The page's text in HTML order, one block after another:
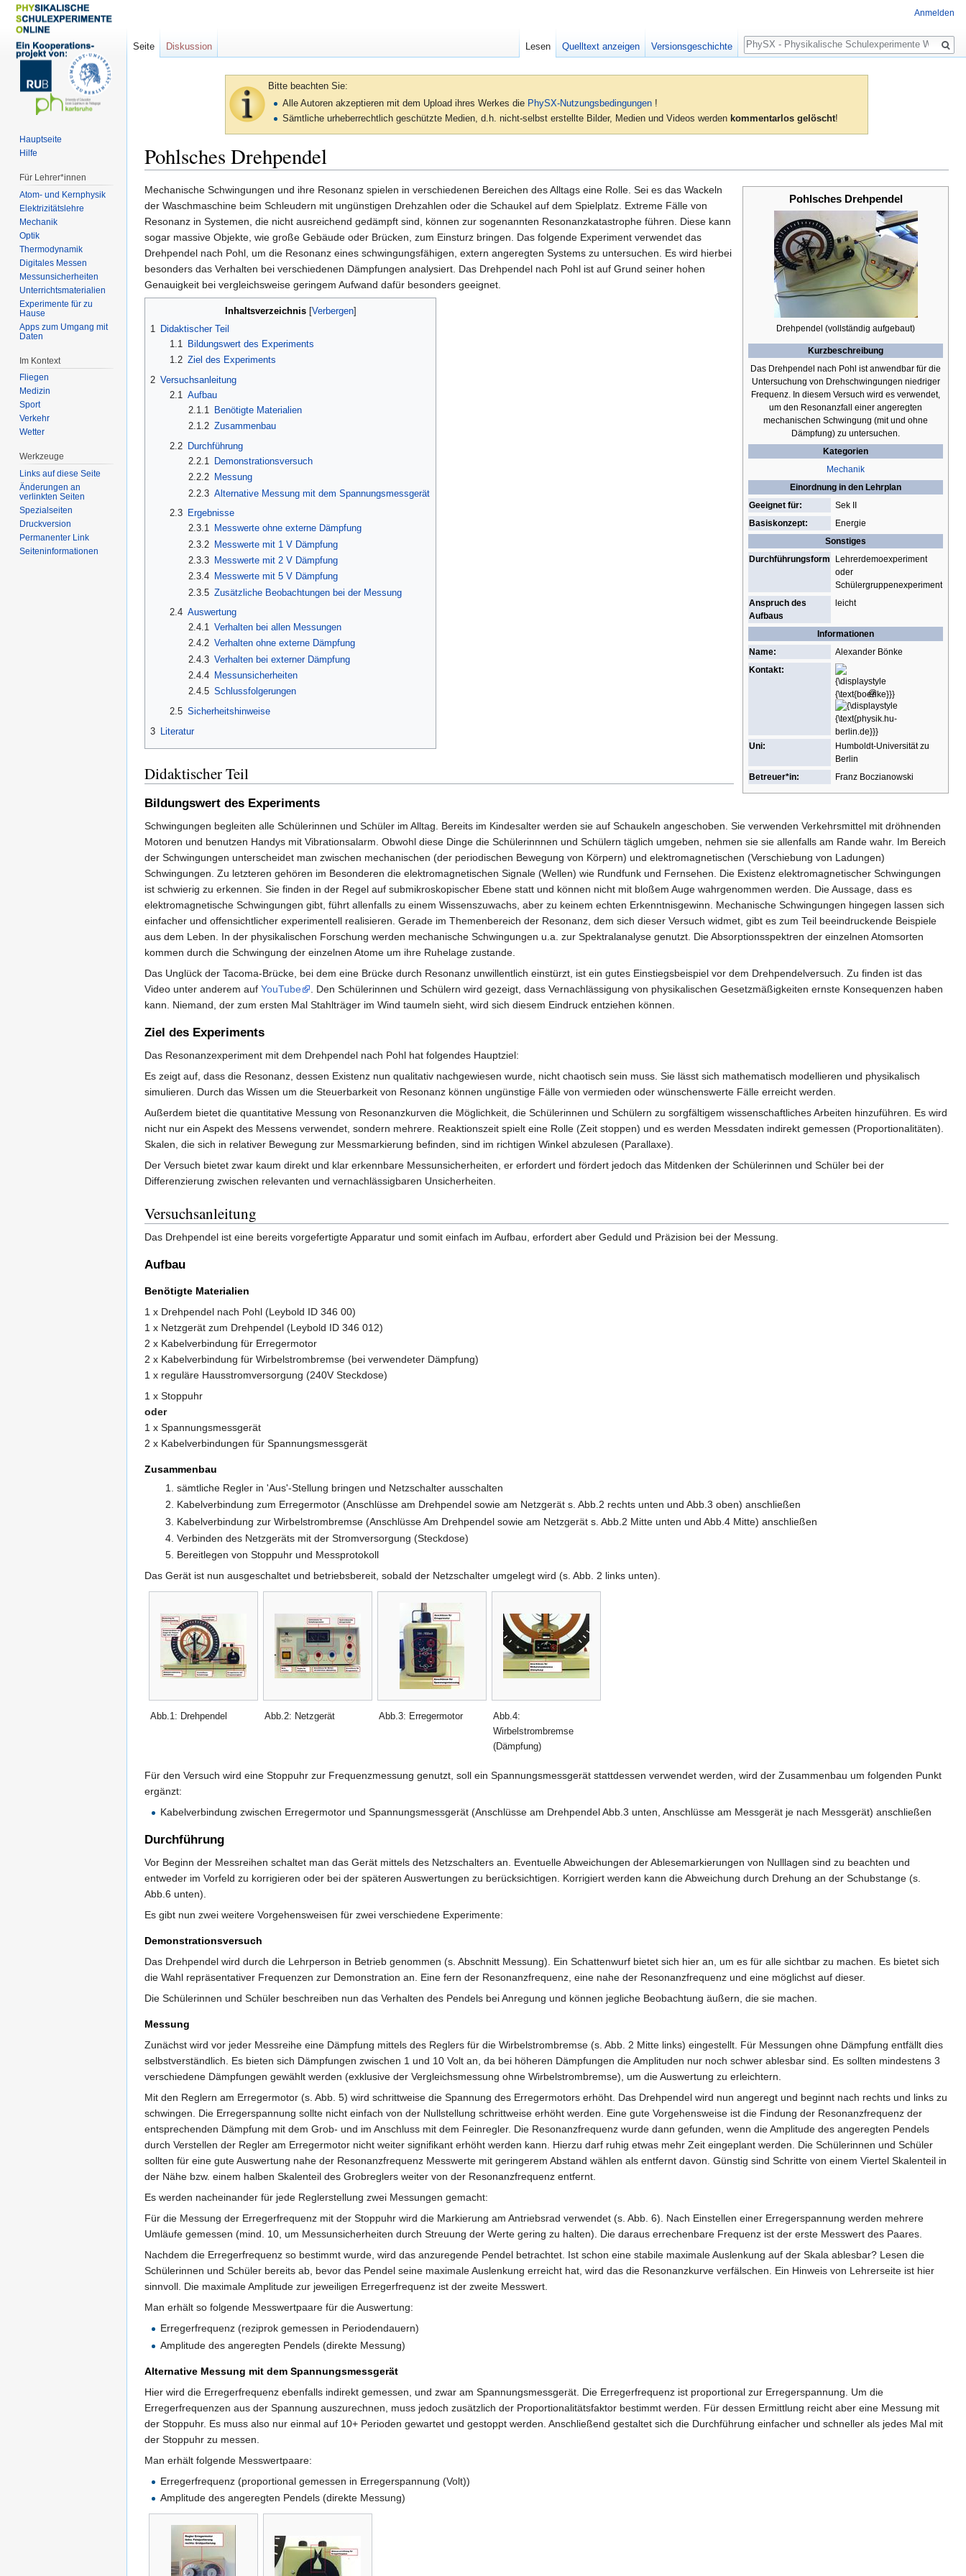
Bitte beachten Sie:
Alle Autoren akzeptieren mit dem Upload ihres Werkes die PhySX-Nutzungsbedingungen !
Sämtliche urheberrechtlich geschützte Medien, d.h. nicht-selbst erstellte Bilder, Medien und Videos werden kommentarlos gelöscht!
Pohlsches Drehpendel
Zur
Navigation
springen
Zur
Suche
springen
Pohlsches Drehpendel
Drehpendel (vollständig aufgebaut)
Kurzbeschreibung
Das Drehpendel nach Pohl ist anwendbar für die
Untersuchung von Drehschwingungen niedriger
Frequenz. In diesem Versuch wird es verwendet,
um den Resonanzfall einer angeregten
mechanischen Schwingung (mit und ohne
Dämpfung) zu untersuchen.
Kategorien
Mechanik
Einordnung in den Lehrplan
Geeignet für:
Sek II
Basiskonzept:
Energie
Sonstiges
Durchführungsform
Lehrerdemoexperiment
oder
Schülergruppenexperiment
Anspruch des
Aufbaus
leicht
Informationen
Name:
Alexander Bönke
Kontakt:
{\displaystyle
{\text{boenke}}}
@
{\text{physik.hu-
berlin.de}}}
Uni:
Humboldt-Universität zu
Berlin
Betreuer*in:
Franz Boczianowski
Mechanische Schwingungen und ihre Resonanz spielen in verschiedenen Bereichen des Alltags eine Rolle. Sei es das Wackeln
der Waschmaschine beim Schleudern mit ungünstigen Drehzahlen oder die Schaukel auf dem Spielplatz. Extreme Fälle von
Resonanz in Systemen, die nicht ausreichend gedämpft sind, können zur sogenannten Resonanzkatastrophe führen. Diese kann
sogar massive Objekte, wie große Gebäude oder Brücken, zum Einsturz bringen. Das folgende Experiment verwendet das
Drehpendel nach Pohl, um die Resonanz eines schwingungsfähigen, extern angeregten Systems zu untersuchen. Es wird hierbei
besonders das Verhalten bei verschiedenen Dämpfungen analysiert. Das Drehpendel nach Pohl ist auf Grund seiner hohen
Genauigkeit bei vergleichsweise geringem Aufwand dafür besonders geeignet.
Inhaltsverzeichnis
1
Didaktischer Teil
1.1
Bildungswert des Experiments
1.2 Ziel des Experiments
2 Versuchsanleitung
2.1
Aufbau
2.1.1
Benötigte Materialien
2.1.2 Zusammenbau
2.2
Durchführung
2.2.1
Demonstrationsversuch
2.2.2 Messung
2.2.3 Alternative Messung mit dem Spannungsmessgerät
2.3
Ergebnisse
2.3.1 Messwerte ohne externe Dämpfung
2.3.2 Messwerte mit 1 V Dämpfung
2.3.3 Messwerte mit 2 V Dämpfung
2.3.4 Messwerte mit 5 V Dämpfung
2.3.5 Zusätzliche Beobachtungen bei der Messung
2.4 Auswertung
2.4.1 Verhalten bei allen Messungen
2.4.2 Verhalten ohne externe Dämpfung
2.4.3 Verhalten bei externer Dämpfung
2.4.4 Messunsicherheiten
2.4.5 Schlussfolgerungen
2.5 Sicherheitshinweise
3 Literatur
Didaktischer Teil
Bildungswert des Experiments
Schwingungen begleiten alle Schülerinnen und Schüler im Alltag. Bereits im Kindesalter werden sie auf Schaukeln angeschoben. Sie verwenden Verkehrsmittel mit dröhnenden
Motoren und benutzen Handys mit Vibrationsalarm. Obwohl diese Dinge die Schülerinnnen und Schülern täglich umgeben, nehmen sie sie allenfalls am Rande wahr. Im Bereich
der Schwingungen unterscheidet man zwischen mechanischen (der periodischen Bewegung von Körpern) und elektromagnetischen (Verschiebung von Ladungen)
Schwingungen. Zu letzteren gehören im Besonderen die elektromagnetischen Signale (Wellen) wie Rundfunk und Fernsehen. Die Existenz elektromagnetischer Schwingungen
ist schwierig zu erkennen. Sie finden in der Regel auf submikroskopischer Ebene statt und können nicht mit bloßem Auge wahrgenommen werden. Die Aussage, dass es
elektromagnetische Schwingungen gibt, führt allenfalls zu einem Wissenszuwachs, aber zu keinem echten Erkenntnisgewinn. Mechanische Schwingungen hingegen lassen sich
einfacher und offensichtlicher experimentell realisieren. Gerade im Themenbereich der Resonanz, dem sich dieser Versuch widmet, gibt es zum Teil beeindruckende Beispiele
aus dem Leben. In der physikalischen Forschung werden mechanische Schwingungen u.a. zur Spektralanalyse genutzt. Die Absorptionsspektren der einzelnen Atomsorten
kommen durch die Schwingung der einzelnen Atome um ihre Ruhelage zustande.
Das Unglück der Tacoma-Brücke, bei dem eine Brücke durch Resonanz unwillentlich einstürzt, ist ein gutes Einstiegsbeispiel vor dem Drehpendelversuch. Zu finden ist das
Video unter anderem auf YouTube
. Den Schülerinnen und Schülern wird gezeigt, dass Vernachlässigung von physikalischen Gesetzmäßigkeiten ernste Konsequenzen haben
kann. Niemand, der zum ersten Mal Stahlträger im Wind taumeln sieht, wird sich diesem Eindruck entziehen können.
Ziel des Experiments
Das Resonanzexperiment mit dem Drehpendel nach Pohl hat folgendes Hauptziel:
Es zeigt auf, dass die Resonanz, dessen Existenz nun qualitativ nachgewiesen wurde, nicht chaotisch sein muss. Sie lässt sich mathematisch modellieren und physikalisch
simulieren. Durch das Wissen um die Steuerbarkeit von Resonanz können ungünstige Fälle von vermieden oder wünschenswerte Fälle erreicht werden.
Außerdem bietet die quantitative Messung von Resonanzkurven die Möglichkeit, die Schülerinnen und Schülern zu sorgfältigem wissenschaftliches Arbeiten hinzuführen. Es wird
nicht nur ein Aspekt des Messens verwendet, sondern mehrere. Reaktionszeit spielt eine Rolle (Zeit stoppen) und es werden Messdaten indirekt gemessen (Proportionalitäten).
Skalen, die sich in relativer Bewegung zur Messmarkierung befinden, sind im richtigen Winkel abzulesen (Parallaxe).
Der Versuch bietet zwar kaum direkt und klar erkennbare Messunsicherheiten, er erfordert und fördert jedoch das Mitdenken der Schülerinnen und Schüler bei der
Differenzierung zwischen relevanten und vernachlässigbaren Unsicherheiten.
Versuchsanleitung
Das Drehpendel ist eine bereits vorgefertigte Apparatur und somit einfach im Aufbau, erfordert aber Geduld und Präzision bei der Messung.
Aufbau
Benötigte Materialien
1 x Drehpendel nach Pohl (Leybold ID 346 00)
1 x Netzgerät zum Drehpendel (Leybold ID 346 012)
2 x Kabelverbindung für Erregermotor
2 x Kabelverbindung für Wirbelstrombremse (bei verwendeter Dämpfung)
1 x reguläre Hausstromversorgung (240V Steckdose)
1 x Stoppuhr
oder
1 x Spannungsmessgerät
2 x Kabelverbindungen für Spannungsmessgerät
Zusammenbau
sämtliche Regler in 'Aus'-Stellung bringen und Netzschalter ausschalten
Kabelverbindung zum Erregermotor (Anschlüsse am Drehpendel sowie am Netzgerät s. Abb.2 rechts unten und Abb.3 oben) anschließen
Kabelverbindung zur Wirbelstrombremse (Anschlüsse Am Drehpendel sowie am Netzgerät s. Abb.2 Mitte unten und Abb.4 Mitte) anschließen
Verbinden des Netzgeräts mit der Stromversorgung (Steckdose)
Bereitlegen von Stoppuhr und Messprotokoll
Das Gerät ist nun ausgeschaltet und betriebsbereit, sobald der Netzschalter umgelegt wird (s. Abb. 2 links unten).
Abb.1: Drehpendel Abb.2: Netzgerät Abb.3: Erregermotor
Abb.4:
Wirbelstrombremse
(Dämpfung)
Für den Versuch wird eine Stoppuhr zur Frequenzmessung genutzt, soll ein Spannungsmessgerät stattdessen verwendet werden, wird der Zusammenbau um folgenden Punkt
ergänzt:
Kabelverbindung zwischen Erregermotor und Spannungsmessgerät (Anschlüsse am Drehpendel Abb.3 unten, Anschlüsse am Messgerät je nach Messgerät) anschließen
Durchführung
Vor Beginn der Messreihen schaltet man das Gerät mittels des Netzschalters an. Eventuelle Abweichungen der Ablesemarkierungen von Nulllagen sind zu beachten und
entweder im Vorfeld zu korrigieren oder bei der späteren Auswertungen zu berücksichtigen. Korrigiert werden kann die Abweichung durch Drehung an der Schubstange (s.
Abb.6 unten).
Es gibt nun zwei weitere Vorgehensweisen für zwei verschiedene Experimente:
Demonstrationsversuch
Das Drehpendel wird durch die Lehrperson in Betrieb genommen (s. Abschnitt Messung). Ein Schattenwurf bietet sich hier an, um es für alle sichtbar zu machen. Es bietet sich
die Wahl repräsentativer Frequenzen zur Demonstration an. Eine fern der Resonanzfrequenz, eine nahe der Resonanzfrequenz und eine möglichst auf dieser.
Die Schülerinnen und Schüler beschreiben nun das Verhalten des Pendels bei Anregung und können jegliche Beobachtung äußern, die sie machen.
Messung
Zunächst wird vor jeder Messreihe eine Dämpfung mittels des Reglers für die Wirbelstrombremse (s. Abb. 2 Mitte links) eingestellt. Für Messungen ohne Dämpfung entfällt dies
selbstverständlich. Es bieten sich Dämpfungen zwischen 1 und 10 Volt an, da bei höheren Dämpfungen die Amplituden nur noch schwer ablesbar sind. Es sollten mindestens 3
verschiedene Dämpfungen gewählt werden (exklusive der Vergleichsmessung ohne Wirbelstrombremse), um die Auswertung zu erleichtern.
Mit den Reglern am Erregermotor (s. Abb. 5) wird schrittweise die Spannung des Erregermotors erhöht. Das Drehpendel wird nun angeregt und beginnt nach rechts und links zu
schwingen. Die Erregerspannung sollte nicht einfach von der Nullstellung schrittweise erhöht werden. Eine gute Vorgehensweise ist die Findung der Resonanzfrequenz der
entsprechenden Dämpfung mit dem Grob- und im Anschluss mit dem Feinregler. Die Resonanzfrequenz wurde dann gefunden, wenn die Amplitude des angeregten Pendels
durch Verstellen der Regler am Erregermotor nicht weiter signifikant erhöht werden kann. Hierzu darf ruhig etwas mehr Zeit eingeplant werden. Die Schülerinnen und Schüler
sollten für eine gute Auswertung nahe der Resonanzfrequenz Messwerte mit geringerem Abstand wählen als entfernt davon. Günstig sind Schritte von einem Viertel Skalenteil in
der Nähe bzw. einem halben Skalenteil des Grobreglers weiter von der Resonanzfrequenz entfernt.
Es werden nacheinander für jede Reglerstellung zwei Messungen gemacht:
Für die Messung der Erregerfrequenz mit der Stoppuhr wird die Markierung am Antriebsrad verwendet (s. Abb. 6). Nach Einstellen einer Erregerspannung werden mehrere
Umläufe gemessen (mind. 10, um Messunsicherheiten durch Streuung der Werte gering zu halten). Die daraus errechenbare Frequenz ist der erste Messwert des Paares.
Nachdem die Erregerfrequenz so bestimmt wurde, wird das anzuregende Pendel betrachtet. Ist schon eine stabile maximale Auslenkung auf der Skala ablesbar? Lesen die
Schülerinnen und Schüler bereits ab, bevor das Pendel seine maximale Auslenkung erreicht hat, wird das die Resonanzkurve verfälschen. Ein Hinweis von Lehrerseite ist hier
sinnvoll. Die maximale Amplitude zur jeweiligen Erregerfrequenz ist der zweite Messwert.
Man erhält so folgende Messwertpaare für die Auswertung:
Erregerfrequenz (reziprok gemessen in Periodendauern)
Amplitude des angeregten Pendels (direkte Messung)
Alternative Messung mit dem Spannungsmessgerät
Hier wird die Erregerfrequenz ebenfalls indirekt gemessen, und zwar am Spannungsmessgerät. Die Erregerfrequenz ist proportional zur Erregerspannung. Um die
Erregerfrequenzen aus der Spannung auszurechnen, muss jedoch zusätzlich der Proportionalitätsfaktor bestimmt werden. Für dessen Ermittlung reicht aber eine Messung mit
der Stoppuhr. Es muss also nur einmal auf 10+ Perioden gewartet und gestoppt werden. Anschließend gestaltet sich die Durchführung einfacher und schneller als jedes Mal mit
der Stoppuhr zu messen.
Man erhält folgende Messwertpaare:
Erregerfrequenz (proportional gemessen in Erregerspannung (Volt))
Amplitude des angeregten Pendels (direkte Messung)
Anmelden
Seite Diskussion Lesen Quelltext anzeigen Versionsgeschichte
Suche
Hauptseite
Hilfe
Für Lehrer*innen
Atom- und Kernphysik
Elektrizitätslehre
Mechanik
Optik
Thermodynamik
Digitales Messen
Messunsicherheiten
Unterrichtsmaterialien
Experimente für zu
Hause
Apps zum Umgang mit
Daten
Im Kontext
Fliegen
Medizin
Sport
Verkehr
Wetter
Werkzeuge
Links auf diese Seite
Änderungen an
verlinkten Seiten
Spezialseiten
Druckversion
Permanenter Link
Seiten­informationen